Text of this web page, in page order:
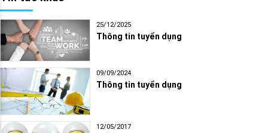
25/12/2025
Thông tin tuyển dụng
09/09/2024
Thông tin tuyển dụng
12/05/2017